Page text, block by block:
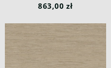
863,00 zł